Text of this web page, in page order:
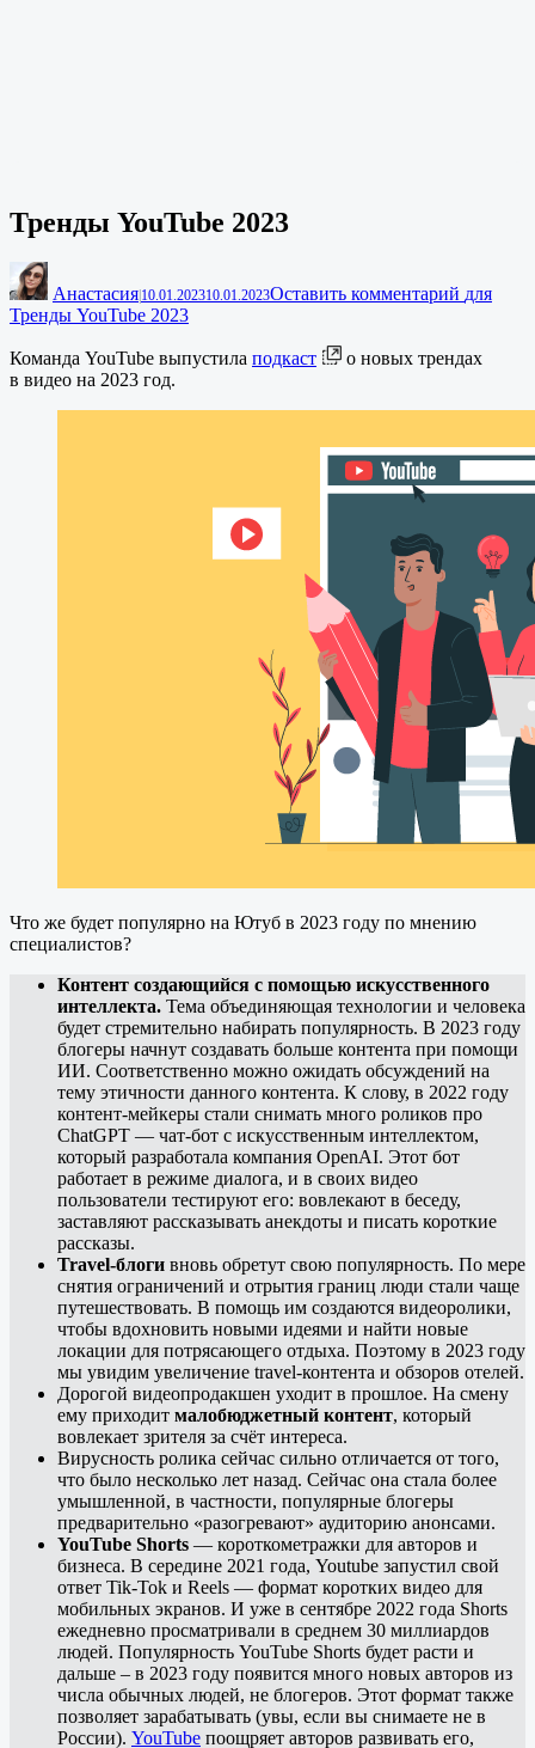
Тренды YouTube 2023
Анастасия 10.01.202310.01.2023Оставить комментарий для
Тренды YouTube 2023
Команда YouTube выпустила подкаст
о новых трендах
в видео на 2023 год.
Что же будет популярно на Ютуб в 2023 году по мнению
специалистов?
Контент создающийся с помощью искусственного
интеллекта. Тема объединяющая технологии и человека
будет стремительно набирать популярность. В 2023 году
блогеры начнут создавать больше контента при помощи
ИИ. Соответственно можно ожидать обсуждений на
тему этичности данного контента. К слову, в 2022 году
контент-мейкеры стали снимать много роликов про
ChatGPT — чат-бот с искусственным интеллектом,
который разработала компания OpenAI. Этот бот
работает в режиме диалога, и в своих видео
пользователи тестируют его: вовлекают в беседу,
заставляют рассказывать анекдоты и писать короткие
рассказы.
Travel-блоги вновь обретут свою популярность. По мере
снятия ограничений и отрытия границ люди стали чаще
путешествовать. В помощь им создаются видеоролики,
чтобы вдохновить новыми идеями и найти новые
локации для потрясающего отдыха. Поэтому в 2023 году
мы увидим увеличение travel-контента и обзоров отелей.
Дорогой видеопродакшен уходит в прошлое. На смену
ему приходит малобюджетный контент, который
вовлекает зрителя за счёт интереса.
Вирусность ролика сейчас сильно отличается от того,
что было несколько лет назад. Сейчас она стала более
умышленной, в частности, популярные блогеры
предварительно «разогревают» аудиторию анонсами.
YouTube Shorts — короткометражки‎ для авторов и
бизнеса. В середине 2021 года, Youtube запустил свой
ответ Tik-Tok и Reels — формат коротких видео для
мобильных экранов. И уже в сентябре 2022 года Shorts
ежедневно просматривали в среднем 30 миллиардов
людей. Популярность YouTube Shorts будет расти и
дальше – в 2023 году появится много новых авторов из
числа обычных людей, не блогеров. Этот формат также
позволяет зарабатывать (увы, если вы снимаете не в
России). YouTube поощряет авторов развивать его,